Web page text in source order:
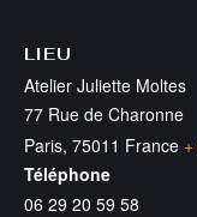
LIEU
Atelier Juliette Moltes
77 Rue de Charonne
Paris, 75011 France
Téléphone
06 29 20 59 58